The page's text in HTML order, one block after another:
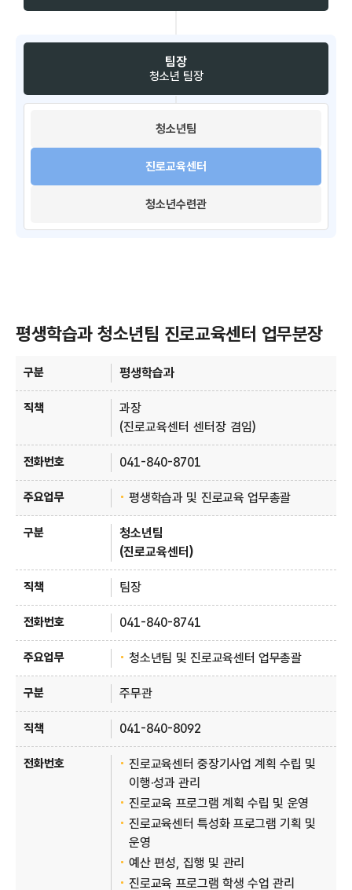
팀장
청소년 팀장
청소년팀​
진로교육센터
청소년수련관
평생학습과 청소년팀 진로교육센터 업무분장
평생학습과
과장
(진로교육센터 센터장 겸임)
041-840-8701
평생학습과 및 진로교육 업무총괄
청소년팀
(진로교육센터)
팀장
041-840-8741
청소년팀 및 진로교육센터 업무총괄
주무관
041-840-8092
진로교육센터 중장기사업 계획 수립 및
이행·성과 관리
진로교육 프로그램 계획 수립 및 운영
진로교육센터 특성화 프로그램 기획 및
운영
예산 편성, 집행 및 관리
진로교육 프로그램 학생 수업 관리